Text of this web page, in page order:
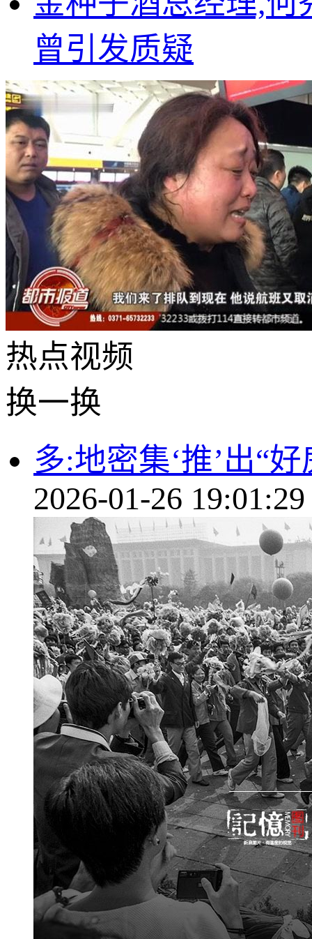
曾引发质疑
热点视频
换一换
多:地密集‘推’出“
2026-01-26 19:01:29